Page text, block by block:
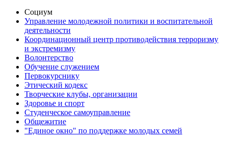
Социум
Управление молодежной политики и воспитательной
деятельности
Координационный центр противодействия терроризму
и экстремизму
Волонтерство
Обучение служением
Первокурснику
Этический кодекс
Творческие клубы, организации
Здоровье и спорт
Студенческое самоуправление
Общежитие
"Единое окно" по поддержке молодых семей